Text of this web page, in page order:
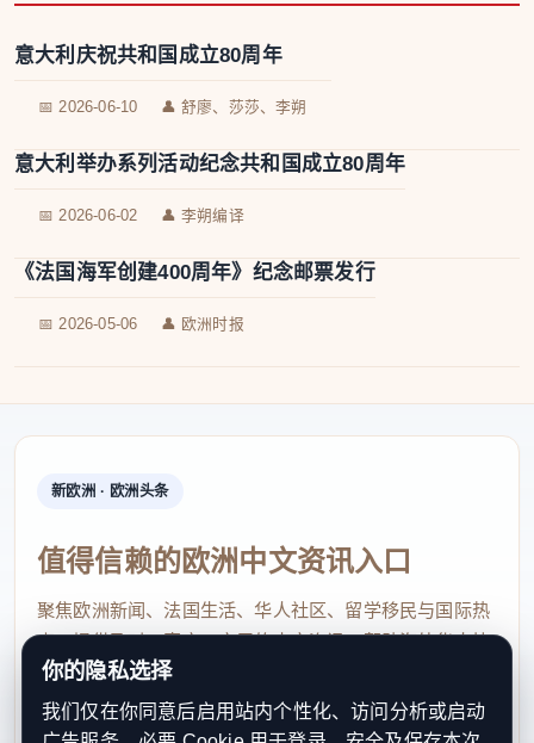
意大利庆祝共和国成立80周年
📅 2026-06-10 👤 舒廖、莎莎、李朔
意大利举办系列活动纪念共和国成立80周年
📅 2026-06-02 👤 李朔编译
《法国海军创建400周年》纪念邮票发行
📅 2026-05-06 👤 欧洲时报
新欧洲 · 欧洲头条
值得信赖的欧洲中文资讯入口
聚焦欧洲新闻、法国生活、华人社区、留学移民与国际热
点，提供及时、真实、实用的中文资讯，帮助海外华人快
速了解欧洲动态。
contact@xinouzhou.com
你的隐私选择
我们仅在你同意后启用站内个性化、访问分析或启动